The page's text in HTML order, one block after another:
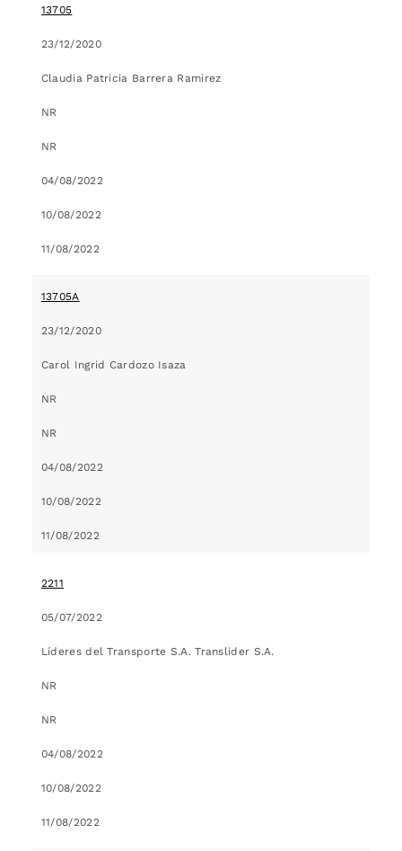
13705
23/12/2020
Claudia Patricia Barrera Ramirez
NR
NR
04/08/2022
10/08/2022
11/08/2022
13705A
23/12/2020
Carol Ingrid Cardozo Isaza
NR
NR
04/08/2022
10/08/2022
11/08/2022
2211
05/07/2022
Líderes del Transporte S.A. Translider S.A.
NR
NR
04/08/2022
10/08/2022
11/08/2022